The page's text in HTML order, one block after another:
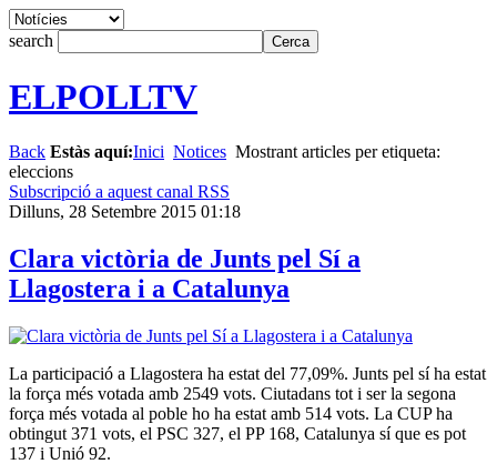
search
ELPOLLTV
Back Estàs aquí:Inici Notices Mostrant articles per etiqueta:
eleccions
Subscripció a aquest canal RSS
Dilluns, 28 Setembre 2015 01:18
Clara victòria de Junts pel Sí a
Llagostera i a Catalunya
La participació a Llagostera ha estat del 77,09%. Junts pel sí ha estat
la força més votada amb 2549 vots. Ciutadans tot i ser la segona
força més votada al poble ho ha estat amb 514 vots. La CUP ha
obtingut 371 vots, el PSC 327, el PP 168, Catalunya sí que es pot
137 i Unió 92.